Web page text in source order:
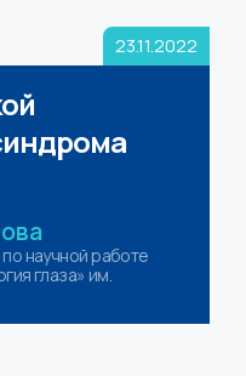
23.11.2022
научной работе
глаза» им.